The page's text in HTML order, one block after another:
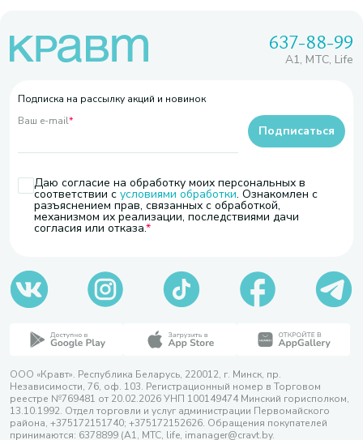
637-88-99
A1, МТС, Life
Подписка на рассылку акций и новинок
Ваш e-mail*
Даю согласие на обработку моих персональных в
соответствии с условиями обработки. Ознакомлен с
разъяснением прав, связанных с обработкой,
механизмом их реализации, последствиями дачи
согласия или отказа.
Подписаться
ООО «Кравт». Республика Беларусь, 220012, г. Минск, пр.
Независимости, 76, оф. 103. Регистрационный номер в Торговом
реестре №769481 от 20.02.2026 УНП 100149474 Минский горисполком,
13.10.1992. Отдел торговли и услуг администрации Первомайского
района, +375172151740; +375172152626. Обращения покупателей
принимаются: 6378899 (А1, МТС, life, imanager@cravt.by.